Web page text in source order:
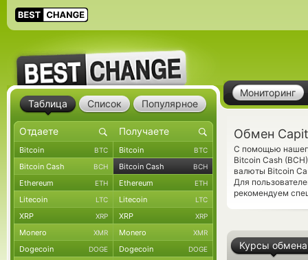
Мониторинг
Обмен
С помощью
Bitcoin Cash
валюты Bitcoin
Для
рекомендуем
Курсы обмена
Таблица Список Популярное
Bitcoin BTC Bitcoin BTC
Bitcoin Cash BCH Bitcoin Cash BCH
Ethereum ETH Ethereum ETH
Litecoin LTC Litecoin LTC
XRP XRP XRP XRP
Monero XMR Monero XMR
Dogecoin DOGE Dogecoin DOGE